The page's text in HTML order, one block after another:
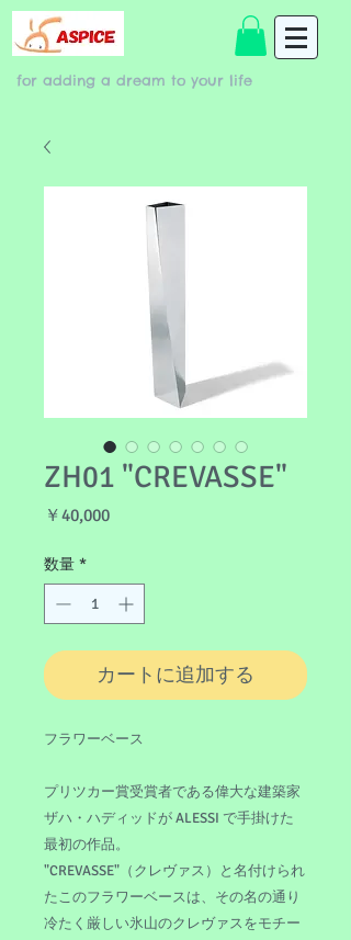
for adding a dream to your life
ZH01 "CREVASSE"
￥40,000価
数量 *
カートに追加する
フラワーベース
プリツカー賞受賞者である偉大な建築家
ザハ・ハディッドが ALESSI で手掛けた
最初の作品。
"CREVASSE"（クレヴァス）と名付けられ
たこのフラワーベースは、その名の通り
冷たく厳しい氷山のクレヴァスをモチー